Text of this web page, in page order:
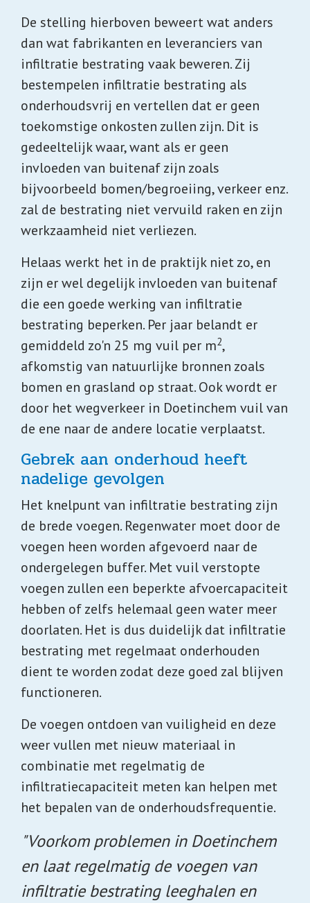
De stelling hierboven beweert wat anders
dan wat fabrikanten en leveranciers van
infiltratie bestrating vaak beweren. Zij
bestempelen infiltratie bestrating als
onderhoudsvrij en vertellen dat er geen
toekomstige onkosten zullen zijn. Dit is
gedeeltelijk waar, want als er geen
invloeden van buitenaf zijn zoals
bijvoorbeeld bomen/begroeiing, verkeer enz.
zal de bestrating niet vervuild raken en zijn
werkzaamheid niet verliezen.
Helaas werkt het in de praktijk niet zo, en
zijn er wel degelijk invloeden van buitenaf
die een goede werking van infiltratie
bestrating beperken. Per jaar belandt er
gemiddeld zo'n 25 mg vuil per m2,
afkomstig van natuurlijke bronnen zoals
bomen en grasland op straat. Ook wordt er
door het wegverkeer in Doetinchem vuil van
de ene naar de andere locatie verplaatst.
Gebrek aan onderhoud heeft
nadelige gevolgen
Het knelpunt van infiltratie bestrating zijn
de brede voegen. Regenwater moet door de
voegen heen worden afgevoerd naar de
ondergelegen buffer. Met vuil verstopte
voegen zullen een beperkte afvoercapaciteit
hebben of zelfs helemaal geen water meer
doorlaten. Het is dus duidelijk dat infiltratie
bestrating met regelmaat onderhouden
dient te worden zodat deze goed zal blijven
functioneren.
De voegen ontdoen van vuiligheid en deze
weer vullen met nieuw materiaal in
combinatie met regelmatig de
infiltratiecapaciteit meten kan helpen met
het bepalen van de onderhoudsfrequentie.
"Voorkom problemen in Doetinchem
en laat regelmatig de voegen van
infiltratie bestrating leeghalen en